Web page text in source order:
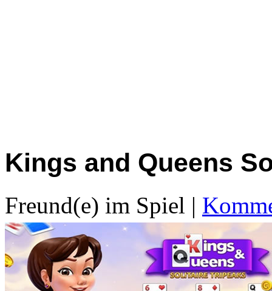
Kings and Queens
Freund(e) im Spiel |